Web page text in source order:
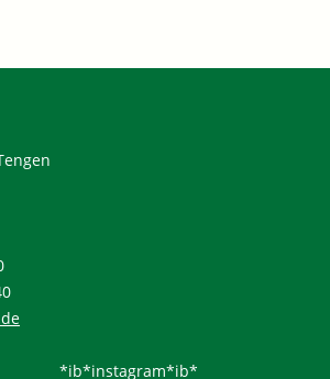
*ib*instagram*ib*